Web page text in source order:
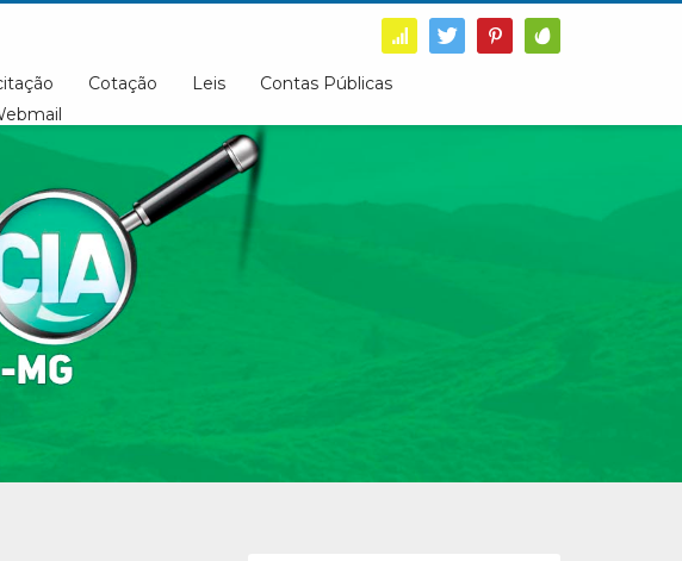
Cotação Leis
Contas Públicas